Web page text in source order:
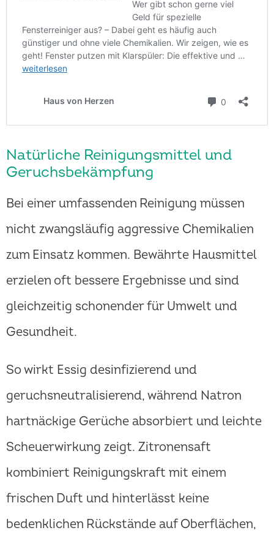
Natürliche Reinigungsmittel und
Geruchsbekämpfung
Bei einer umfassenden Reinigung müssen
nicht zwangsläufig aggressive Chemikalien
zum Einsatz kommen. Bewährte Hausmittel
erzielen oft bessere Ergebnisse und sind
gleichzeitig schonender für Umwelt und
Gesundheit.
So wirkt Essig desinfizierend und
geruchsneutralisierend, während Natron
hartnäckige Gerüche absorbiert und leichte
Scheuerwirkung zeigt. Zitronensaft
kombiniert Reinigungskraft mit einem
frischen Duft und hinterlässt keine
bedenklichen Rückstände auf Oberflächen,